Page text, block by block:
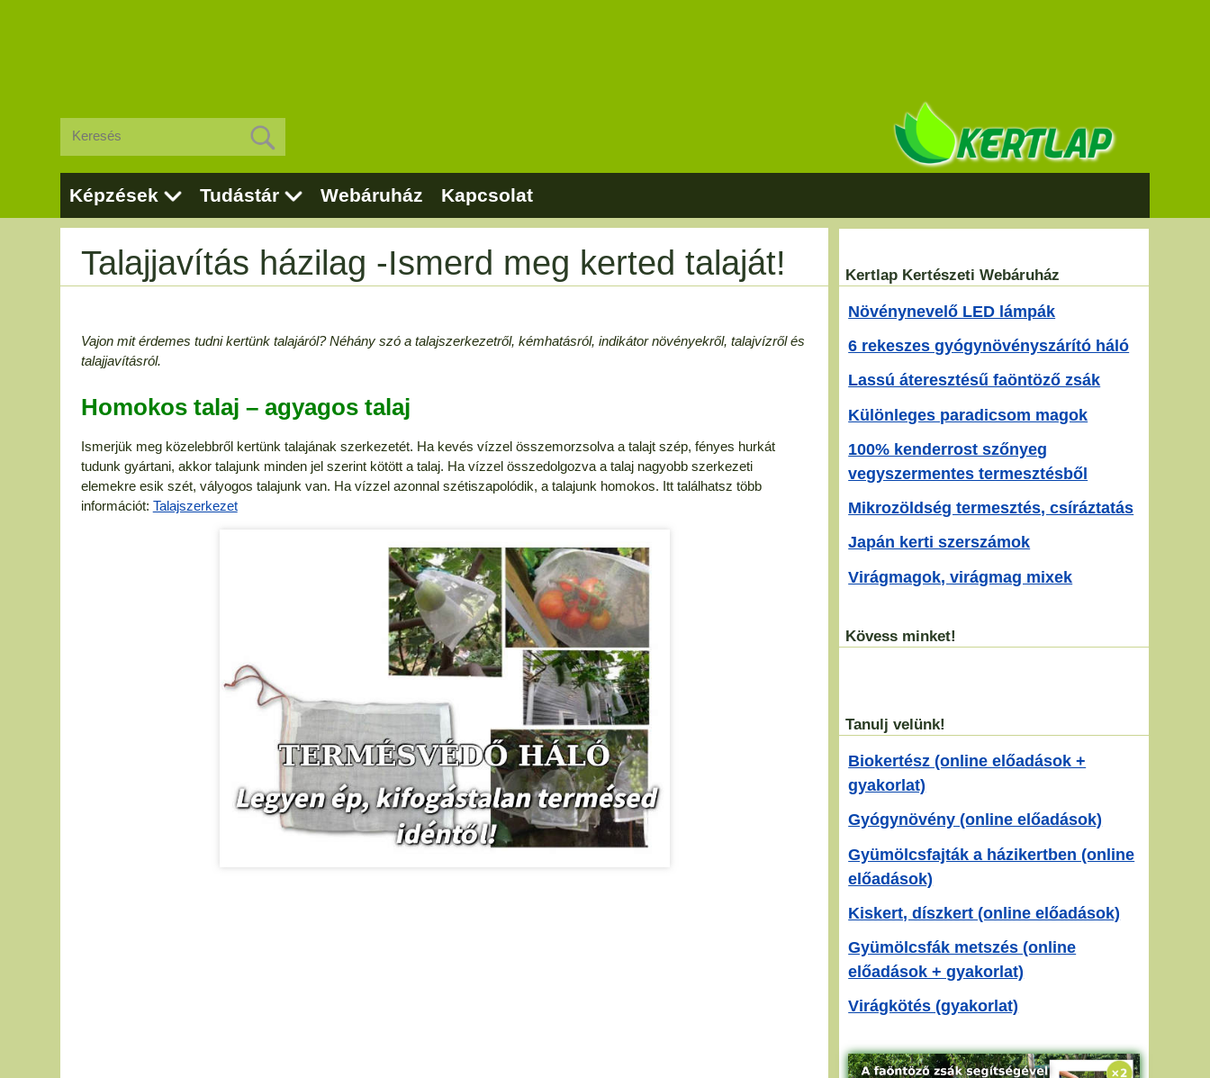
Képzések Tudástár Webáruház Kapcsolat
Talajjavítás házilag -Ismerd meg kerted talaját!
Vajon mit érdemes tudni kertünk talajáról? Néhány szó a talajszerkezetről, kémhatásról, indikátor növényekről, talajvízről és
talajjavításról.
Homokos talaj – agyagos talaj
Ismerjük meg közelebbről kertünk talajának szerkezetét. Ha kevés vízzel összemorzsolva a talajt szép, fényes hurkát
tudunk gyártani, akkor talajunk minden jel szerint kötött a talaj. Ha vízzel összedolgozva a talaj nagyobb szerkezeti
elemekre esik szét, vályogos talajunk van. Ha vízzel azonnal szétiszapolódik, a talajunk homokos. Itt találhatsz több
információt: Talajszerkezet
Kertlap Kertészeti Webáruház
Növénynevelő LED lámpák
6 rekeszes gyógynövényszárító háló
Lassú áteresztésű faöntöző zsák
Különleges paradicsom magok
100% kenderrost szőnyeg
vegyszermentes termesztésből
Mikrozöldség termesztés, csíráztatás
Japán kerti szerszámok
Virágmagok, virágmag mixek
Kövess minket!
Tanulj velünk!
Biokertész (online előadások +
gyakorlat)
Gyógynövény (online előadások)
Gyümölcsfajták a házikertben (online
előadások)
Kiskert, díszkert (online előadások)
Gyümölcsfák metszés (online
előadások + gyakorlat)
Virágkötés (gyakorlat)